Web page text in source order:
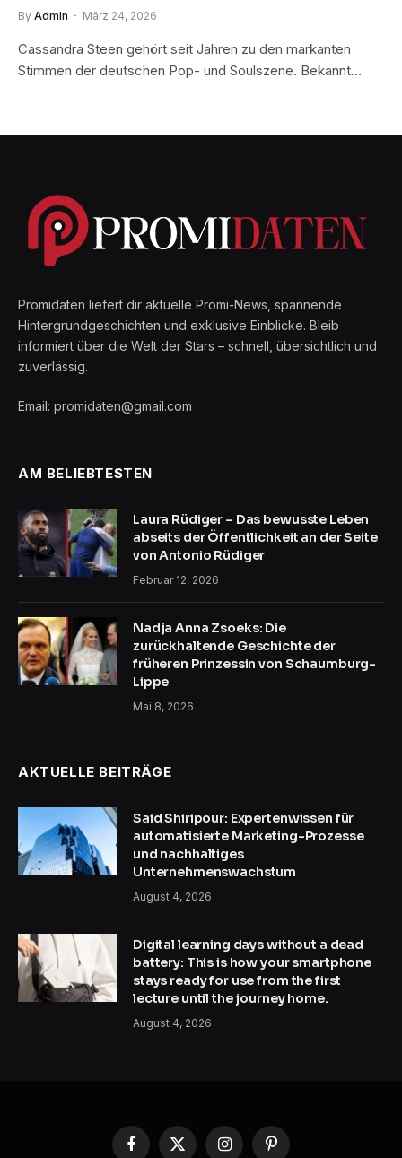
By Admin März 24, 2026
Cassandra Steen gehört seit Jahren zu den markanten
Stimmen der deutschen Pop- und Soulszene. Bekannt…
Promidaten liefert dir aktuelle Promi-News, spannende
Hintergrundgeschichten und exklusive Einblicke. Bleib
informiert über die Welt der Stars – schnell, übersichtlich und
zuverlässig.
Email: promidaten@gmail.com
AM BELIEBTESTEN
Laura Rüdiger – Das bewusste Leben
abseits der Öffentlichkeit an der Seite
von Antonio Rüdiger
Februar 12, 2026
Nadja Anna Zsoeks: Die
zurückhaltende Geschichte der
früheren Prinzessin von Schaumburg-
Lippe
Mai 8, 2026
AKTUELLE BEITRÄGE
Said Shiripour: Expertenwissen für
automatisierte Marketing-Prozesse
und nachhaltiges
Unternehmenswachstum
August 4, 2026
Digital learning days without a dead
battery: This is how your smartphone
stays ready for use from the first
lecture until the journey home.
August 4, 2026
Facebook
X InstagramPinterest